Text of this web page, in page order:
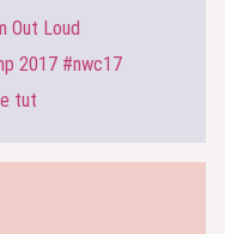
Out Loud
2017 #nwc17
tut